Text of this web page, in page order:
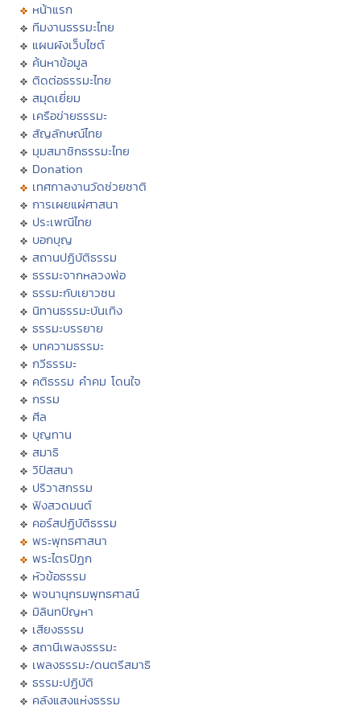
หน้าแรก
ทีมงานธรรมะไทย
แผนผังเว็บไซต์
ค้นหาข้อมูล
ติดต่อธรรมะไทย
สมุดเยี่ยม
เครือข่ายธรรมะ
สัญลักษณ์ไทย
มุมสมาชิกธรรมะไทย
Donation
เทศกาลงานวัดช่วยชาติ
การเผยแผ่ศาสนา
ประเพณีไทย
บอกบุญ
สถานปฏิบัติธรรม
ธรรมะจากหลวงพ่อ
ธรรมะกับเยาวชน
นิทานธรรมะบันเทิง
ธรรมะบรรยาย
บทความธรรมะ
กวีธรรมะ
คติธรรม คำคม โดนใจ
กรรม
ศีล
บุญทาน
สมาธิ
วิปัสสนา
ปริวาสกรรม
ฟังสวดมนต์
คอร์สปฏิบัติธรรม
พระพุทธศาสนา
พระไตรปิฏก
หัวข้อธรรม
พจนานุกรมพุทธศาสน์
มิลินทปัญหา
เสียงธรรม
สถานีเพลงธรรมะ
เพลงธรรมะ/ดนตรีสมาธิ
ธรรมะปฏิบัติ
คลังแสงแห่งธรรม